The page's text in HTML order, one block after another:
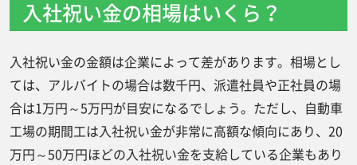
入社祝い金の相場はいくら？
入社祝い金の金額は企業によって差があります。相場とし
ては、アルバイトの場合は数千円、派遣社員や正社員の場
合は1万円～5万円が目安になるでしょう。ただし、自動車
工場の期間工は入社祝い金が非常に高額な傾向にあり、20
万円～50万円ほどの入社祝い金を支給している企業もあり